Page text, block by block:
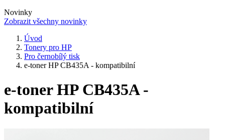
Novinky
Zobrazit všechny novinky
Úvod
Tonery pro HP
Pro černobílý tisk
e-toner HP CB435A - kompatibilní
e-toner HP CB435A -
kompatibilní